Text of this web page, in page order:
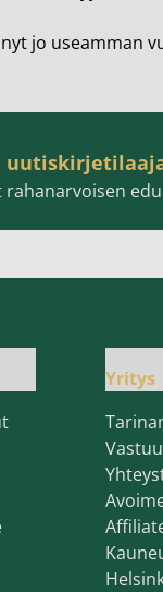
jo useamman
Yritys